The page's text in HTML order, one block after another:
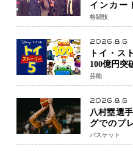
インカー
「彼を倒
メンヤン
再起を懸
級トーナ
格闘技
2026.8.6
トイ・ス
100億円突
サー作品
シリーズ
芸能
2026.8.6
八村塁選
グでのプ
の夢です
リーグ価
バスケット